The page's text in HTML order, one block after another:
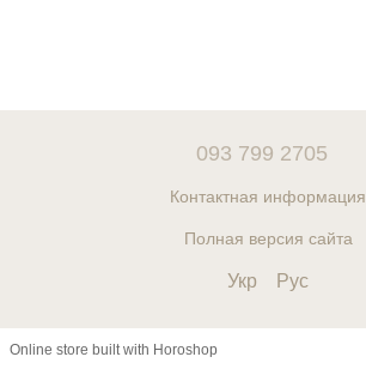
093 799 2705
Контактная информация
Полная версия сайта
Укр Рус
Online store built with Horoshop